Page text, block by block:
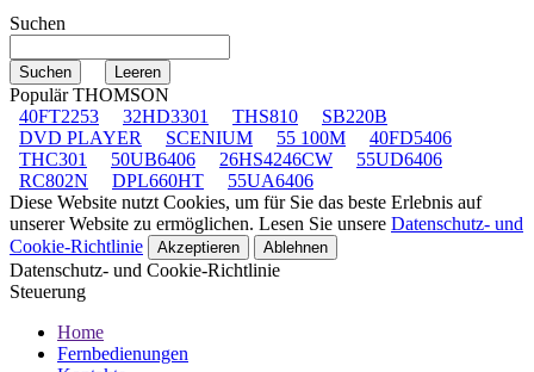
Suchen
Populär THOMSON
40FT2253
32HD3301 THS810
SB220B
DVD PLAYER
SCENIUM 55 100M
40FD5406
THC301
50UB6406 26HS4246CW
55UD6406
RC802N
DPL660HT
55UA6406
Diese Website nutzt Cookies, um für Sie das beste Erlebnis auf
unserer Website zu ermöglichen. Lesen Sie unsere Datenschutz- und
Cookie-Richtlinie
Akzeptieren Ablehnen
Datenschutz- und Cookie-Richtlinie
Steuerung
Home
Fernbedienungen